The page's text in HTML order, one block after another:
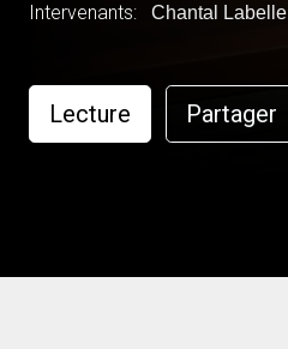
Intervenants: Chantal Labelle
Lecture Partager